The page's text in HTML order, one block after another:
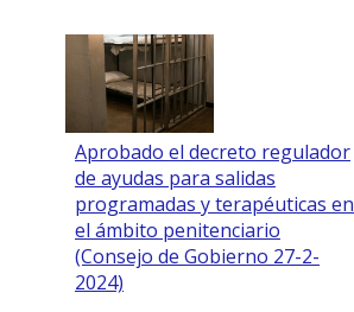
Aprobado el decreto regulador
de ayudas para salidas
programadas y terapéuticas en
el ámbito penitenciario
(Consejo de Gobierno 27-2-
2024)